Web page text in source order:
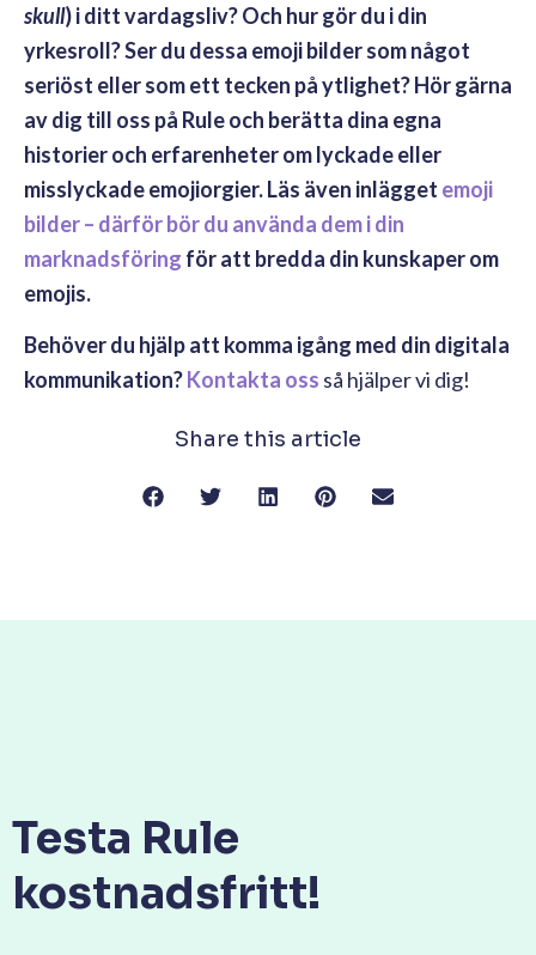
skull) i ditt vardagsliv? Och hur gör du i din
yrkesroll? Ser du dessa emoji bilder som något
seriöst eller som ett tecken på ytlighet? Hör gärna
av dig till oss på Rule och berätta dina egna
historier och erfarenheter om lyckade eller
misslyckade emojiorgier. Läs även inlägget emoji
bilder – därför bör du använda dem i din
marknadsföring för att bredda din kunskaper om
emojis.
Behöver du hjälp att komma igång med din digitala
kommunikation?Kontakta oss så hjälper vi dig!
Share this article
Testa Rule
kostnadsfritt!